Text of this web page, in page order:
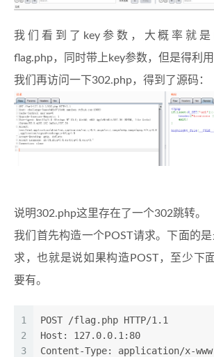
我们看到了key参数，大概率就是
flag.php，同时带上key参数，但是得利用
我们再访问一下302.php，得到了源码：
说明302.php这里存在了一个302跳转。
我们首先构造一个POST请求。下面的
求，也就是说如果构造POST，至少下
要有。
1
2
3
POST /flag.php HTTP/1.1
Host: 127.0.0.1:80
Content-Type: application/x-